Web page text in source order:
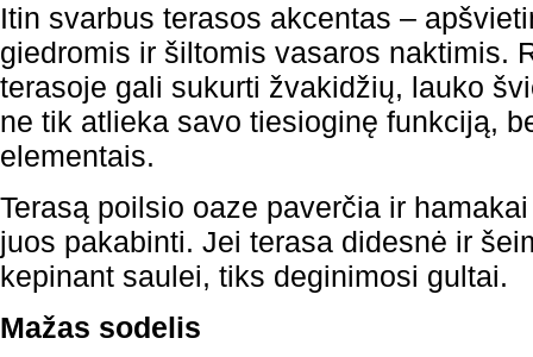
Itin svarbus terasos akcentas –
giedromis ir šiltomis vasaros naktimis.
terasoje gali sukurti žvakidžių, lauko
ne tik atlieka savo tiesioginę funkciją,
elementais.
Terasą poilsio oaze paverčia ir
juos pakabinti. Jei terasa didesnė ir
kepinant saulei, tiks deginimosi gultai.
Mažas sodelis